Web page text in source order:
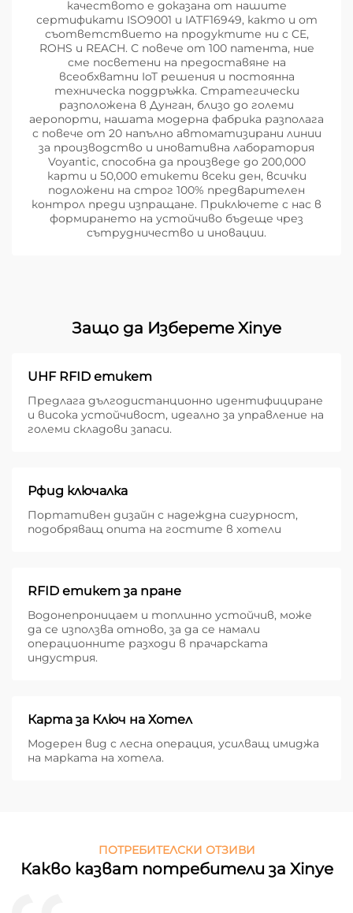
качеството е доказана от нашите
сертификати ISO9001 и IATF16949, както и от
съответствието на продуктите ни с CE,
ROHS и REACH. С повече от 100 патента, ние
сме посветени на предоставяне на
всеобхватни IoT решения и постоянна
техническа поддръжка. Стратегически
разположена в Дунган, близо до големи
аеропорти, нашата модерна фабрика разполага
с повече от 20 напълно автоматизирани линии
за производство и иновативна лаборатория
Voyantic, способна да произведе до 200,000
карти и 50,000 етикети всеки ден, всички
подложени на строг 100% предварителен
контрол преди изпращане. Приключете с нас в
формирането на устойчиво бъдеще чрез
сътрудничество и иновации.
Защо да Изберете Xinye
UHF RFID етикет
Предлага дългодистанционно идентифициране
и висока устойчивост, идеално за управление на
големи складови запаси.
Рфид ключалка
Портативен дизайн с надеждна сигурност,
подобряващ опита на гостите в хотели
RFID етикет за пране
Водонепроницаем и топлинно устойчив, може
да се използва отново, за да се намали
операционните разходи в прачарската
индустрия.
Карта за Ключ на Хотел
Модерен вид с лесна операция, усилващ имиджа
на марката на хотела.
ПОТРЕБИТЕЛСКИ ОТЗИВИ
Какво казват потребители за Xinye